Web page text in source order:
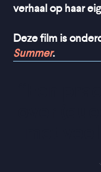
verhaal op haar
Deze film is
Summer.